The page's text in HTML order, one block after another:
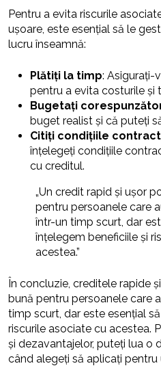
Pentru a evita riscurile
ușoare, este esențial să le
lucru înseamnă:
Plătiți la timp: Asigurați-
pentru a evita costurile și
Bugetați
buget realist și că puteți
Citiți condițiile
înțelegeți condițiile
cu creditul.
„Un credit rapid și ușor
pentru persoanele care
într-un timp scurt, dar
înțelegem beneficiile și
acestea.”
În concluzie, creditele rapide
bună pentru persoanele care
timp scurt, dar este esențial
riscurile asociate cu acestea.
și dezavantajelor, puteți lua o
când alegeți să aplicați pentru